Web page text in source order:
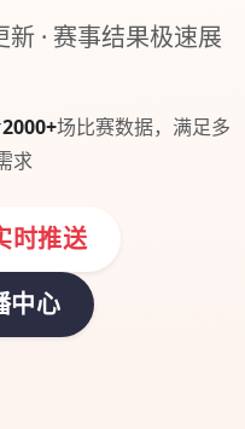
· 赛事结果极速展
2000+场比赛数据，满足多
求
时推送
中心